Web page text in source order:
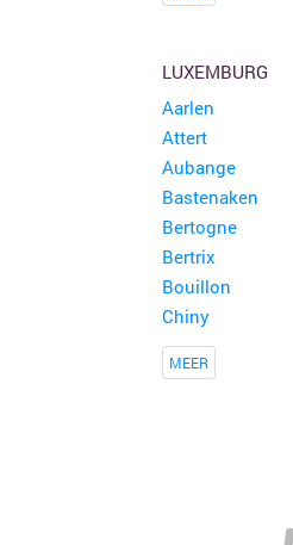
LUXEMBURG
Aarlen
Attert
Aubange
Bastenaken
Bertogne
Bertrix
Bouillon
Chiny
MEER